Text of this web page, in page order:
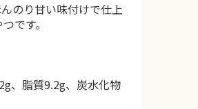
のり甘い味付けで仕上
です。
、脂質9.2g、炭水化物